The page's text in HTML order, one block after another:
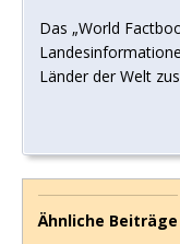
Das „World
Länder der Welt
Ähnliche Beiträge